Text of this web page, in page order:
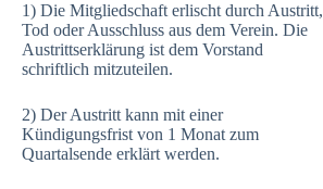
1) Die Mitgliedschaft erlischt durch Austritt,
Tod oder Ausschluss aus dem Verein. Die
Austrittserklärung ist dem Vorstand
schriftlich mitzuteilen.
2) Der Austritt kann mit einer
Kündigungsfrist von 1 Monat zum
Quartalsende erklärt werden.